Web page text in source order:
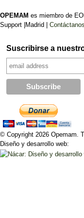
OPEMAM es miembro de
Support |Madrid | Contáctanos
Suscribirse a
© Copyright 2026 Opemam.
Diseño y desarrollo web: